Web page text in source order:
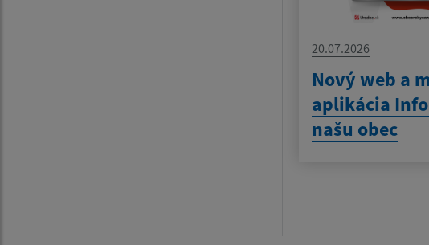
20.07.2026
Nový web a
aplikácia
našu obec